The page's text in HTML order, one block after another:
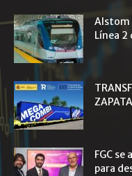
Alstom
Línea 2
FGC
para